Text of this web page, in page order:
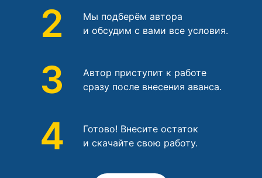
2
Мы подберём автора
и обсудим с вами все условия.
3
Автор приступит к работе
сразу после внесения аванса.
4
Готово! Внесите остаток
и скачайте свою работу.